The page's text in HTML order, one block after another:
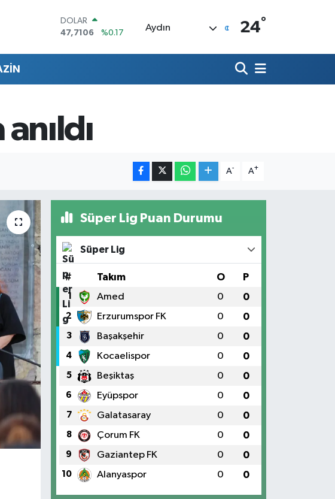
DOLAR
47,7106
%0.17
BİST100
13.773
BITCOIN
Aydın 24°
A- A+
Süper Lig Puan Durumu
Süper Lig
# Takım O P
1 Amed 0 0
2 Erzurumspor FK 0 0
3 Başakşehir 0 0
4 Kocaelispor 0 0
5 Beşiktaş 0 0
6 Eyüpspor 0 0
7 Galatasaray 0 0
8 Çorum FK 0 0
9 Gaziantep FK 0 0
10 Alanyaspor 0 0